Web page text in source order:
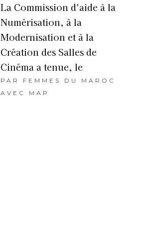
La Commission d'aide à la
Numérisation, à la
Modernisation et à la
Création des Salles de
Cinéma a tenue, le
PAR FEMMES DU MAROC
AVEC MAP